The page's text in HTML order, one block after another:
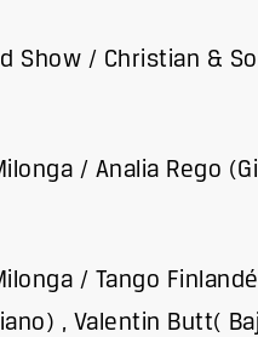
Show / Christian &
/ Analia Rego
/ Tango
, Valentin Butt(